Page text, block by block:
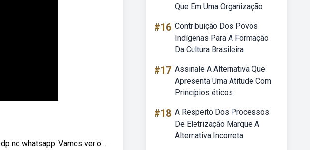
no whatsapp. Vamos ver o ...
Que Em Uma Organização
#16 Contribuição Dos Povos
Indígenas Para A Formação
Da Cultura Brasileira
#17 Assinale A Alternativa Que
Apresenta Uma Atitude Com
Princípios éticos
#18 A Respeito Dos Processos
De Eletrização Marque A
Alternativa Incorreta